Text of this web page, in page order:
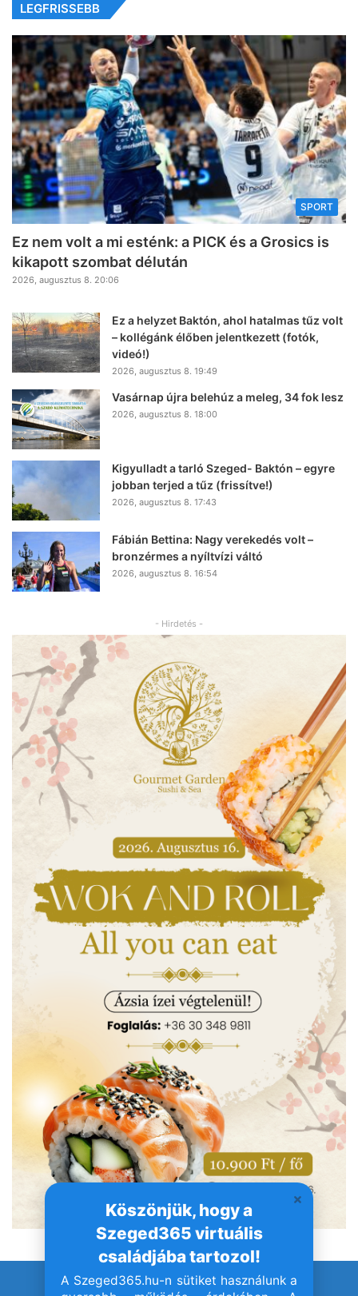
Köszönjük, hogy a
Szeged365 virtuális
családjába tartozol!
A Szeged365.hu-n sütiket használunk a
LEGFRISSEBB
SPORT
Ez nem volt a mi esténk: a PICK és a Grosics is
kikapott szombat délután
2026, augusztus 8. 20:06
Ez a helyzet Baktón, ahol hatalmas tűz volt
– kollégánk élőben jelentkezett (fotók,
videó!)
2026, augusztus 8. 19:49
Vasárnap újra belehúz a meleg, 34 fok lesz
2026, augusztus 8. 18:00
Kigyulladt a tarló Szeged- Baktón – egyre
jobban terjed a tűz (frissítve!)
2026, augusztus 8. 17:43
Fábián Bettina: Nagy verekedés volt –
bronzérmes a nyíltvízi váltó
2026, augusztus 8. 16:54
- Hirdetés -
© Szeged365.hu I Minden jog fenntartva!